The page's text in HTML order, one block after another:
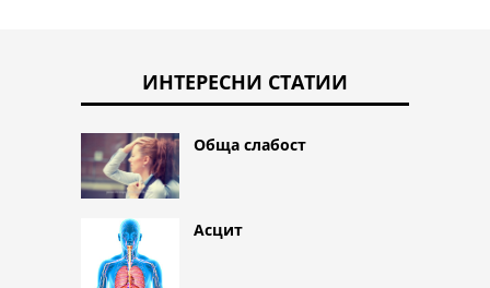
ИНТЕРЕСНИ СТАТИИ
Обща слабост
Асцит